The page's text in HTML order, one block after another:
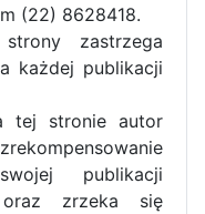
(22) 8628418.
zastrzega
każdej publikacji
tej stronie autor
publikacji
zrzeka się